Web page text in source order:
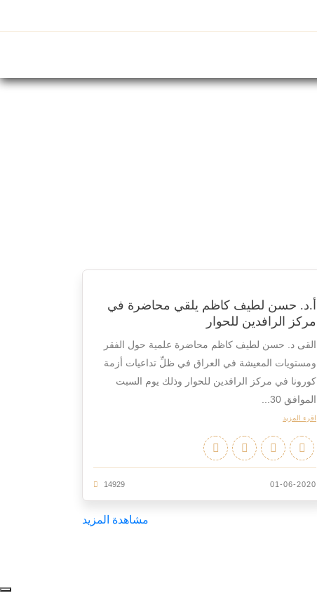
أ.د. حسن لطيف كاظم يلقي محاضرة في
مركز الرافدين للحوار
القى د. حسن لطيف كاظم محاضرة علمية حول الفقر
ومستويات المعيشة في العراق في ظلِّ تداعيات أزمة
كورونا في مركز الرافدين للحوار وذلك يوم السبت
الموافق 30...
اقرء المزيد
01-06-2020
14929
مشاهدة المزيد